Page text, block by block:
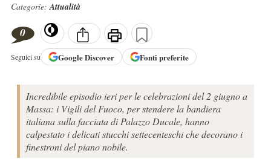
Categorie:Attualità
0
Seguici su GoogleDiscover Fonti preferite
Incredibile episodio ieri per le celebrazioni del 2 giugno a
Massa: i Vigili del Fuoco, per stendere la bandiera
italiana sulla facciata di Palazzo Ducale, hanno
calpestato i delicati stucchi settecenteschi che decorano i
finestroni del piano nobile.